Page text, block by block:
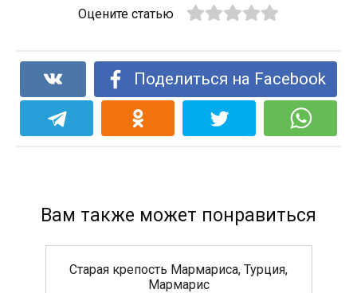
Оцените статью
Поделиться на Facebook
Вам также может понравиться
Старая крепость Мармариса, Турция,
Мармарис